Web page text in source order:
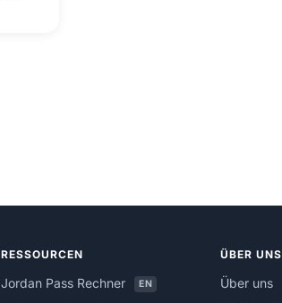
RESSOURCEN
Jordan Pass Rechner EN
ÜBER UNS
Über uns